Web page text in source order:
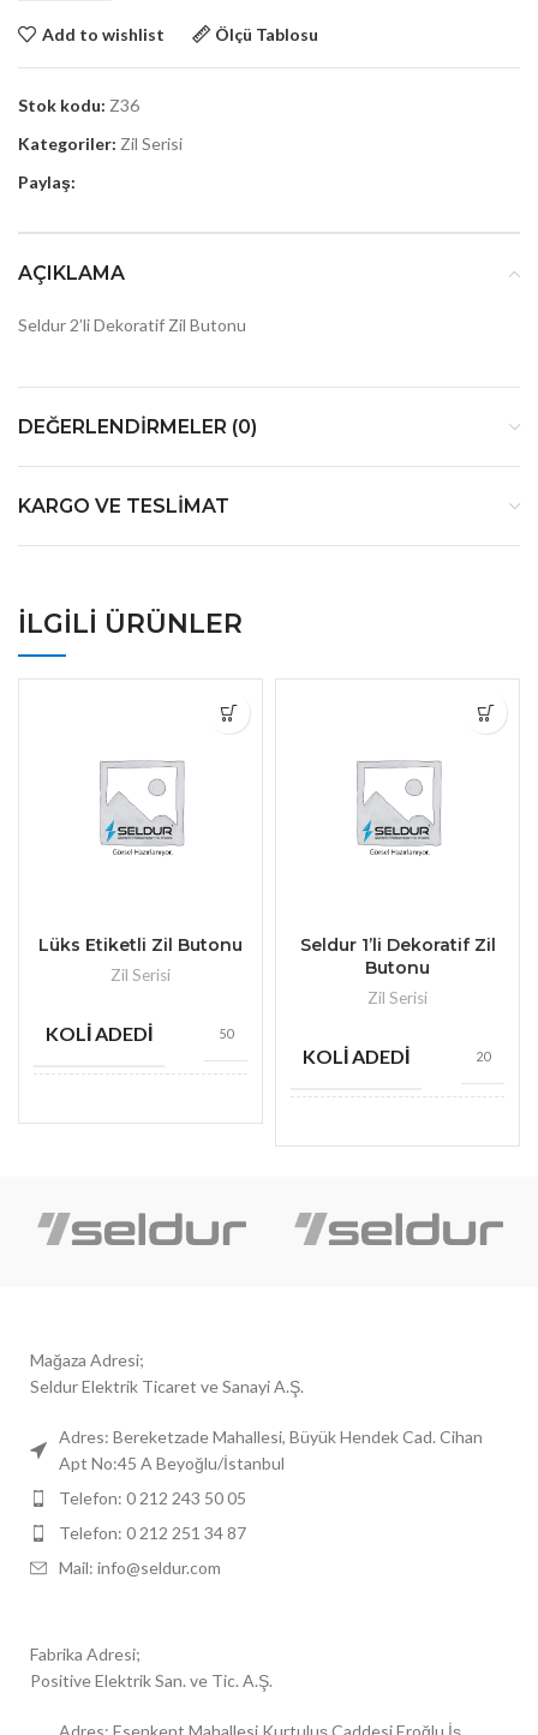
Add to wishlist Ölçü Tablosu
Stok kodu: Z36
Kategoriler: Zil Serisi
Paylaş:
AÇIKLAMA
Seldur 2’li Dekoratif Zil Butonu
DEĞERLENDIRMELER (0)
KARGO VE TESLIMAT
İLGILI ÜRÜNLER
Lüks Etiketli Zil Butonu
Zil Serisi
KOLI ADEDI 50
Seldur 1’li Dekoratif Zil
Butonu
Zil Serisi
KOLI ADEDI 20
Mağaza Adresi;
Seldur Elektrik Ticaret ve Sanayi A.Ş.
Adres: Bereketzade Mahallesi, Büyük Hendek Cad. Cihan
Apt No:45 A Beyoğlu/İstanbul
Telefon: 0 212 243 50 05
Telefon: 0 212 251 34 87
Mail: info@seldur.com
Fabrika Adresi;
Positive Elektrik San. ve Tic. A.Ş.